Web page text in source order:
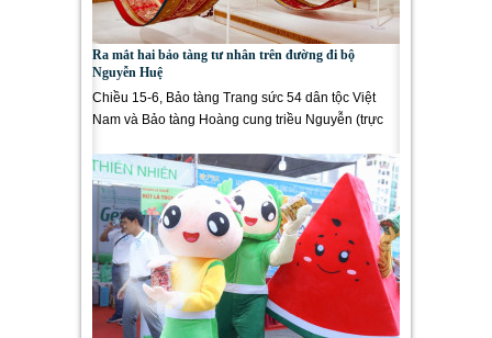
Ra mắt hai bảo tàng tư nhân trên đường đi bộ
Nguyễn Huệ
Chiều 15-6, Bảo tàng Trang sức 54 dân tộc Việt
Nam và Bảo tàng Hoàng cung triều Nguyễn (trực